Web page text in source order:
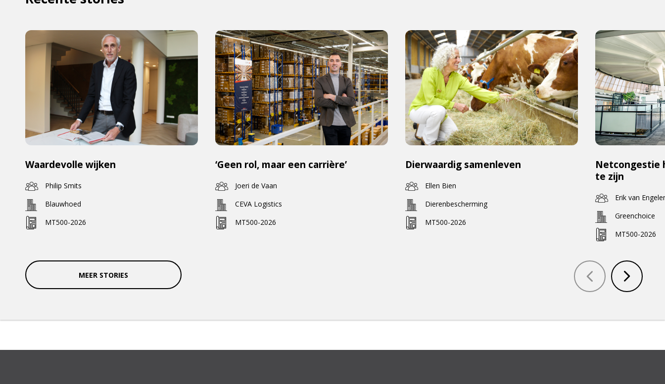
Waardevolle wijken
Philip Smits
Blauwhoed
MT500-2026
‘Geen rol, maar een carrière’
Joeri de Vaan
CEVA Logistics
MT500-2026
Dierwaardig samenleven
Ellen Bien
Dierenbescherming
MT500-2026
Netcongestie
te zijn
Erik van
Greenchoice
MT500-2026
MEER STORIES